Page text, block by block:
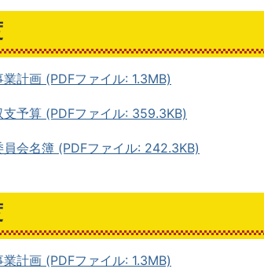
計画 (PDFファイル: 1.3MB)
予算 (PDFファイル: 359.3KB)
会名簿 (PDFファイル: 242.3KB)
計画 (PDFファイル: 1.3MB)